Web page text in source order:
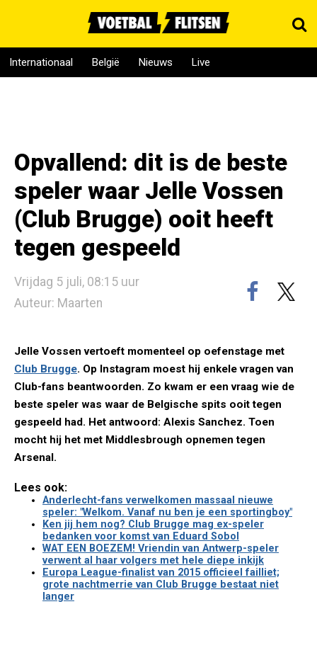
Internationaal België Nieuws Live
Opvallend: dit is de beste
speler waar Jelle Vossen
(Club Brugge) ooit heeft
tegen gespeeld
Vrijdag 5 juli, 08:15 uur
Auteur: Maarten
Jelle Vossen vertoeft momenteel op oefenstage met
Club Brugge. Op Instagram moest hij enkele vragen van
Club-fans beantwoorden. Zo kwam er een vraag wie de
beste speler was waar de Belgische spits ooit tegen
gespeeld had. Het antwoord: Alexis Sanchez. Toen
mocht hij het met Middlesbrough opnemen tegen
Arsenal.
Lees ook:
Anderlecht-fans verwelkomen massaal nieuwe
speler: "Welkom. Vanaf nu ben je een sportingboy"
Ken jij hem nog? Club Brugge mag ex-speler
bedanken voor komst van Eduard Sobol
WAT EEN BOEZEM! Vriendin van Antwerp-speler
verwent al haar volgers met hele diepe inkijk
Europa League-finalist van 2015 officieel failliet;
grote nachtmerrie van Club Brugge bestaat niet
langer